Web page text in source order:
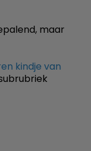
maar
kindje van